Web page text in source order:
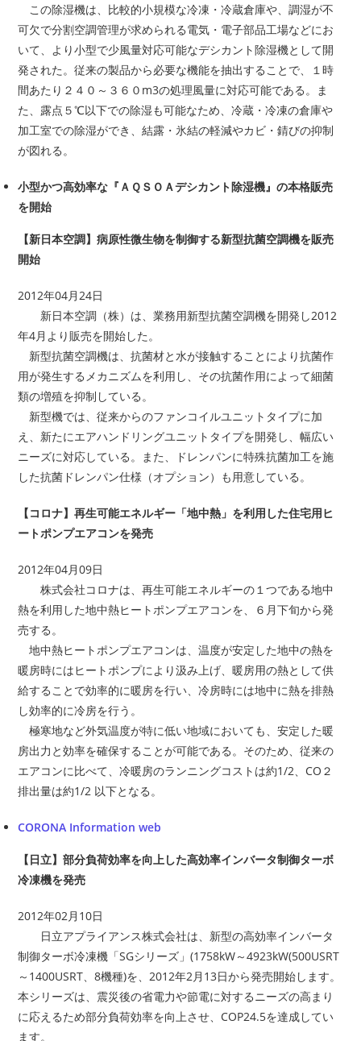
この除湿機は、比較的小規模な冷凍・冷蔵倉庫や、調湿が不
可欠で分割空調管理が求められる電気・電子部品工場などにお
いて、より小型で少風量対応可能なデシカント除湿機として開
発された。従来の製品から必要な機能を抽出することで、１時
間あたり２４０～３６０m3の処理風量に対応可能である。ま
た、露点５℃以下での除湿も可能なため、冷蔵・冷凍の倉庫や
加工室での除湿ができ、結露・氷結の軽減やカビ・錆びの抑制
が図れる。
小型かつ高効率な『ＡＱＳＯＡデシカント除湿機』の本格販売
を開始
【新日本空調】病原性微生物を制御する新型抗菌空調機を販売
開始
2012年04月24日
新日本空調（株）は、業務用新型抗菌空調機を開発し2012
年4月より販売を開始した。
新型抗菌空調機は、抗菌材と水が接触することにより抗菌作
用が発生するメカニズムを利用し、その抗菌作用によって細菌
類の増殖を抑制している。
新型機では、従来からのファンコイルユニットタイプに加
え、新たにエアハンドリングユニットタイプを開発し、幅広い
ニーズに対応している。また、ドレンパンに特殊抗菌加工を施
した抗菌ドレンパン仕様（オプション）も用意している。
【コロナ】再生可能エネルギー「地中熱」を利用した住宅用ヒ
ートポンプエアコンを発売
2012年04月09日
株式会社コロナは、再生可能エネルギーの１つである地中
熱を利用した地中熱ヒートポンプエアコンを、６月下旬から発
売する。
地中熱ヒートポンプエアコンは、温度が安定した地中の熱を
暖房時にはヒートポンプにより汲み上げ、暖房用の熱として供
給することで効率的に暖房を行い、冷房時には地中に熱を排熱
し効率的に冷房を行う。
極寒地など外気温度が特に低い地域においても、安定した暖
房出力と効率を確保することが可能である。そのため、従来の
エアコンに比べて、冷暖房のランニングコストは約1/2、CO２
排出量は約1/2 以下となる。
CORONA Information web
【日立】部分負荷効率を向上した高効率インバータ制御ターボ
冷凍機を発売
2012年02月10日
日立アプライアンス株式会社は、新型の高効率インバータ
制御ターボ冷凍機「SGシリーズ」(1758kW～4923kW(500USRT
～1400USRT、8機種)を、2012年2月13日から発売開始します。
本シリーズは、震災後の省電力や節電に対するニーズの高まり
に応えるため部分負荷効率を向上させ、COP24.5を達成してい
ます。